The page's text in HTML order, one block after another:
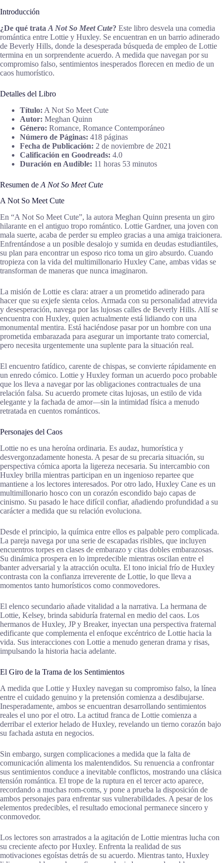
Introducción
¿De qué trata A Not So Meet Cute? Este libro desvela una comedia
romántica entre Lottie y Huxley. Se encuentran en un barrio adinerado
de Beverly Hills, donde la desesperada búsqueda de empleo de Lottie
termina en un sorprendente acuerdo. A medida que navegan por su
compromiso falso, sentimientos inesperados florecen en medio de un
caos humorístico.
Detalles del Libro
Título: A Not So Meet Cute
Autor: Meghan Quinn
Género: Romance, Romance Contemporáneo
Número de Páginas: 418 páginas
Fecha de Publicación: 2 de noviembre de 2021
Calificación en Goodreads: 4.0
Duración en Audible: 11 horas 53 minutos
Resumen de A Not So Meet Cute
A Not So Meet Cute
En “A Not So Meet Cute”, la autora Meghan Quinn presenta un giro
hilarante en el antiguo tropo romántico. Lottie Gardner, una joven con
mala suerte, acaba de perder su empleo gracias a una amiga traicionera.
Enfrentándose a un posible desalojo y sumida en deudas estudiantiles,
su plan para encontrar un esposo rico toma un giro absurdo. Cuando
tropieza con la vida del multimillonario Huxley Cane, ambas vidas se
transforman de maneras que nunca imaginaron.
La misión de Lottie es clara: atraer a un prometido adinerado para
hacer que su exjefe sienta celos. Armada con su personalidad atrevida
y desesperación, navega por las lujosas calles de Beverly Hills. Allí se
encuentra con Huxley, quien actualmente está lidiando con una
monumental mentira. Está haciéndose pasar por un hombre con una
prometida embarazada para asegurar un importante trato comercial,
pero necesita urgentemente una suplente para la situación real.
El encuentro fatídico, carente de chispas, se convierte rápidamente en
un enredo cómico. Lottie y Huxley forman un acuerdo poco probable
que los lleva a navegar por las obligaciones contractuales de una
relación falsa. Su acuerdo promete citas lujosas, un estilo de vida
elegante y la fachada de amor—sin la intimidad física a menudo
retratada en cuentos románticos.
Personajes del Caos
Lottie no es una heroína ordinaria. Es audaz, humorística y
desvergonzadamente honesta. A pesar de su precaria situación, su
perspectiva cómica aporta la ligereza necesaria. Su intercambio con
Huxley brilla mientras participan en un ingenioso repartee que
mantiene a los lectores interesados. Por otro lado, Huxley Cane es un
multimillonario hosco con un corazón escondido bajo capas de
cinismo. Su pasado le hace difícil confiar, añadiendo profundidad a su
carácter a medida que su relación evoluciona.
Desde el principio, la química entre ellos es palpable pero complicada.
La pareja navega por una serie de escapadas risibles, que incluyen
encuentros torpes en clases de embarazo y citas dobles embarazosas.
Su dinámica prospera en lo impredecible mientras oscilan entre el
banter adversarial y la atracción oculta. El tono inicial frío de Huxley
contrasta con la confianza irreverente de Lottie, lo que lleva a
momentos tanto humorísticos como conmovedores.
El elenco secundario añade vitalidad a la narrativa. La hermana de
Lottie, Kelsey, brinda sabiduría fraternal en medio del caos. Los
hermanos de Huxley, JP y Breaker, inyectan una perspectiva fraternal
edificante que complementa el enfoque excéntrico de Lottie hacia la
vida. Sus interacciones con Lottie a menudo generan drama y risas,
impulsando la historia hacia adelante.
El Giro de la Trama de los Sentimientos
A medida que Lottie y Huxley navegan su compromiso falso, la línea
entre el cuidado genuino y la pretensión comienza a desdibujarse.
Inesperadamente, ambos se encuentran desarrollando sentimientos
reales el uno por el otro. La actitud franca de Lottie comienza a
derribar el exterior helado de Huxley, revelando un tierno corazón bajo
su fachada astuta en negocios.
Sin embargo, surgen complicaciones a medida que la falta de
comunicación alimenta los malentendidos. Su renuencia a confrontar
sus sentimientos conduce a inevitable conflictos, mostrando una clásica
tensión romántica. El trope de la ruptura en el tercer acto aparece,
recordando a muchas rom-coms, y pone a prueba la disposición de
ambos personajes para enfrentar sus vulnerabilidades. A pesar de los
elementos predecibles, el resultado emocional permanece sincero y
conmovedor.
Los lectores son arrastrados a la agitación de Lottie mientras lucha con
su creciente afecto por Huxley. Enfrenta la realidad de sus
motivaciones egoístas detrás de su acuerdo. Mientras tanto, Huxley